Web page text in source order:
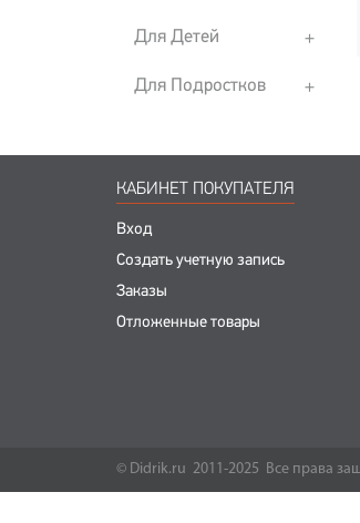
Для Детей
Для Подростков
КАБИНЕТ ПОКУПАТЕЛЯ
Вход
Создать учетную запись
Заказы
Отложенные товары
© Didrik.ru 2011-2025 Все права